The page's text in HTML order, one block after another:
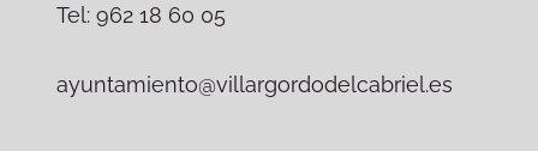
Tel: 962 18 60 05
ayuntamiento@villargordodelcabriel.es